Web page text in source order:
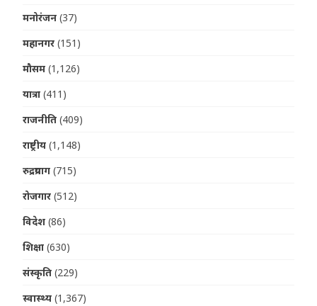
मनोरंजन (37)
महानगर (151)
मौसम (1,126)
यात्रा (411)
राजनीति (409)
राष्ट्रीय (1,148)
रुद्रप्रयाग (715)
रोजगार (512)
विदेश (86)
शिक्षा (630)
संस्कृति (229)
स्वास्थ्य (1,367)